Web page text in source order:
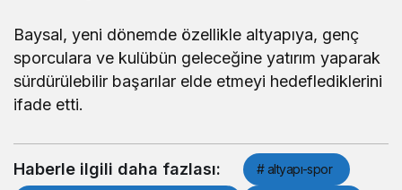
Baysal, yeni dönemde özellikle altyapıya, genç
sporculara ve kulübün geleceğine yatırım yaparak
sürdürülebilir başarılar elde etmeyi hedeflediklerini
ifade etti.
Haberle ilgili daha fazlası: # altyapı-spor